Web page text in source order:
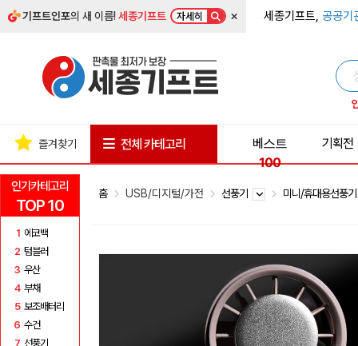
기프트인포의 새 이름!세종기프트 자세히 × 세종기프트, 공공기
인기카테고리
TOP 10
1 에코백
2 텀블러
3 우산
4 부채
5 보조배터리
6 수건
7 선풍기
즐겨찾기 전체 카테고리
베스트
100
기획전
홈 USB/디지털/가전 선풍기 미니/휴대용선풍